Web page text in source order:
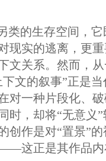
类的生存空间，
现实的逃离，更
文关系。然而，
文的叙事”正是
对一种片段化、
时，却将“无意义
创作是对“置景”
这正是其作品内